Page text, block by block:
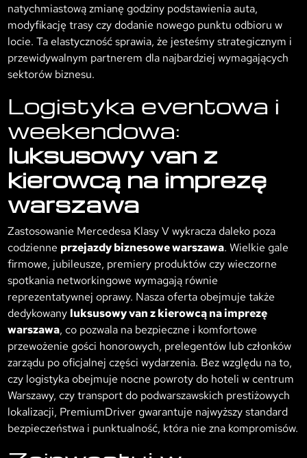
natychmiastową zmianę godziny podstawienia auta,
modyfikację trasy czy dodanie nowego punktu odbioru w
locie. Ta elastyczność sprawia, że jesteśmy strategicznym i
przewidywalnym partnerem dla najbardziej wymagających
sektorów biznesu.
Logistyka eventowa i
weekendowa:
luksusowy van z
kierowcą na imprezę
warszawa
Zastosowanie Mercedesa Klasy V wykracza daleko poza
codzienne przejazdy biznesowe warszawa. Wielkie gale
firmowe, jubileusze, premiery produktów czy wieczorne
spotkania networkingowe wymagają równie
reprezentatywnej oprawy. Nasza oferta obejmuje także
dedykowany luksusowy van z kierowcą na imprezę
warszawa, co pozwala na bezpieczne i komfortowe
przewożenie gości honorowych, prelegentów lub członków
zarządu po oficjalnej części wydarzenia. Bez względu na to,
czy logistyka obejmuje nocne powroty do hoteli w centrum
Warszawy, czy transport do podwarszawskich prestiżowych
lokalizacji, PremiumDriver gwarantuje najwyższy standard
bezpieczeństwa i punktualność, która nie zna kompromisów.